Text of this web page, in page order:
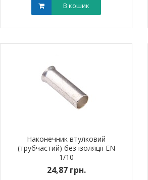
В кошик
Наконечник втулковий
(трубчастий) без ізоляції EN
1/10
24,87 грн.